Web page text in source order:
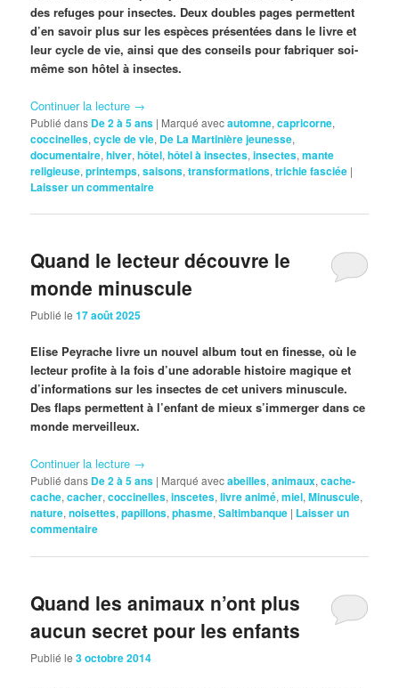
des refuges pour insectes. Deux doubles pages permettent
d’en savoir plus sur les espèces présentées dans le livre et
leur cycle de vie, ainsi que des conseils pour fabriquer soi-
même son hôtel à insectes.
Continuer la lecture →
Publié dans De 2 à 5 ans | Marqué avecautomne,capricorne,
coccinelles,cycle de vie, De La Martinière jeunesse,
documentaire,hiver,hôtel,hôtel à insectes,insectes,mante
religieuse,printemps,saisons,transformations,trichie fasciée |
Laisser un commentaire
Quand le lecteur découvre le
monde minuscule
Publié le17 août 2025
Elise Peyrache livre un nouvel album tout en finesse, où le
lecteur profite à la fois d’une adorable histoire magique et
d’informations sur les insectes de cet univers minuscule.
Des flaps permettent à l’enfant de mieux s’immerger dans ce
monde merveilleux.
Continuer la lecture →
Publié dans De 2 à 5 ans | Marqué avecabeilles,animaux,cache-
cache,cacher,coccinelles,inscetes,livre animé,miel,Minuscule,
nature,noisettes,papillons,phasme,Saltimbanque | Laisser un
commentaire
Quand les animaux n’ont plus
aucun secret pour les enfants
Publié le3 octobre 2014